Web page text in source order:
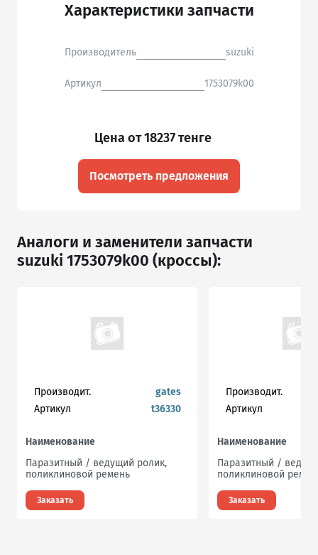
Характеристики запчасти
Производитель suzuki
Артикул 1753079k00
Цена от 18237 тенге
Посмотреть предложения
Аналоги и заменители запчасти
suzuki 1753079k00 (кроссы):
Производит.
gates
Артикул
t36330
Наименование
Паразитный / ведущий ролик,
поликлиновой ремень
Заказать
Производит.
Артикул
Наименование
Паразитный /
поликлиновой
Заказать